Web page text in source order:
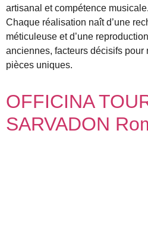
artisanal et compétence musicale.
Chaque réalisation naît d’une
méticuleuse et d’une
anciennes, facteurs décisifs
pièces uniques.
OFFICINA
SARVADON